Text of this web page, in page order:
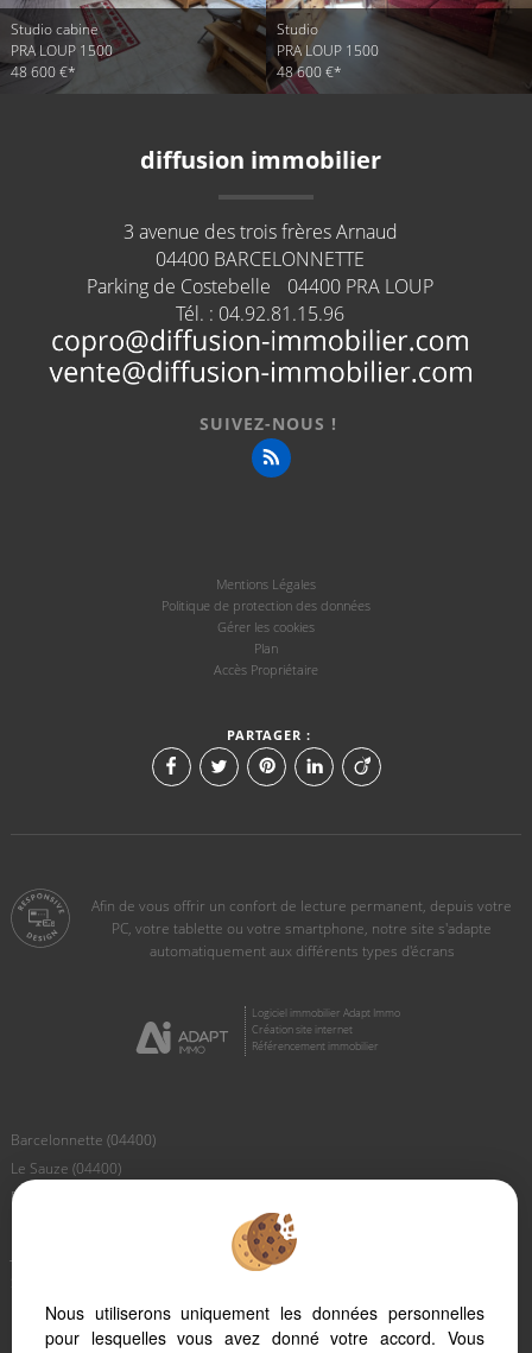
Studio cabine
PRA LOUP 1500
48 600 €*
Studio
PRA LOUP 1500
48 600 €*
diffusion immobilier
3 avenue des trois frères Arnaud
04400 BARCELONNETTE
Parking de Costebelle
04400 PRA LOUP
Tél. : 04.92.81.15.96
SUIVEZ-NOUS !
Mentions Légales
Politique de protection des données
Gérer les cookies
Plan
Accès Propriétaire
PARTAGER :
Afin de vous offrir un confort de lecture permanent, depuis votre
PC, votre tablette ou votre smartphone, notre site s'adapte
automatiquement aux différents types d'écrans
Logiciel immobilier Adapt Immo
Création site internet
Référencement immobilier
Barcelonnette (04400)
Le Sauze (04400)
Pra Loup 1600 (04400)
Les Thuiles (04400)
Uvernet Fours (04400)
Nous utiliserons uniquement les données personnelles
pour lesquelles vous avez donné votre accord. Vous